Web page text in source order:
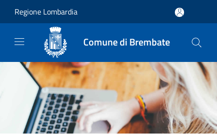
Regione Lombardia
Comune di Brembate